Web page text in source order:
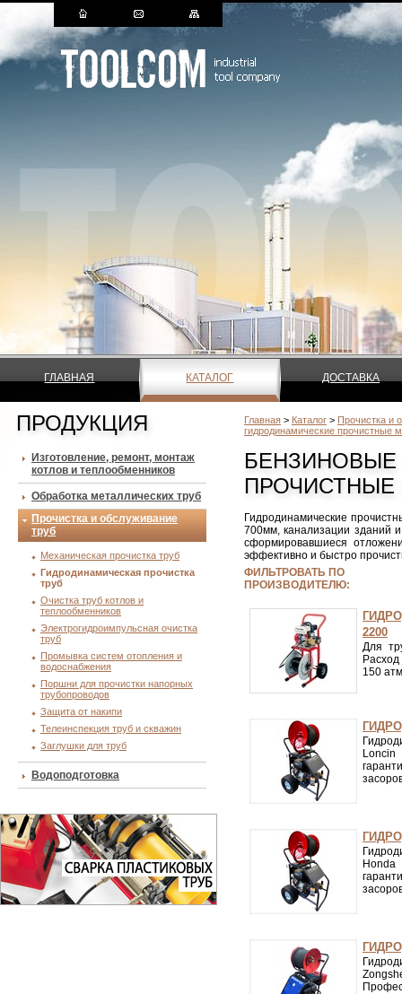
ГЛАВНАЯ КАТАЛОГ ДОСТАВКА
ПРОДУКЦИЯ
Изготовление, ремонт, монтаж
котлов и теплообменников
Обработка металлических труб
Прочистка и обслуживание
труб
Механическая прочистка труб
Гидродинамическая прочистка
труб
Очистка труб котлов и
теплообменников
Электрогидроимпульсная очистка
труб
Промывка систем отопления и
водоснабжения
Поршни для прочистки напорных
трубопроводов
Защита от накипи
Телеинспекция труб и скважин
Заглушки для труб
Водоподготовка
Главная > Каталог > Прочистка и
гидродинамические прочистные
БЕНЗИНОВЫЕ
Гидродинамические
700мм, канализации зданий
сформировавшиеся
эффективно и быстро
ФИЛЬТРОВАТЬ ПО
ПРОИЗВОДИТЕЛЮ:
2200
Для
150